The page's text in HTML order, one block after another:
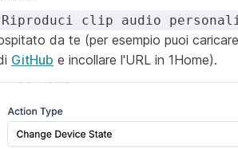
Riproduci clip audio
da te (per esempio puoi
GitHub e incollare l'URL in 1Home).